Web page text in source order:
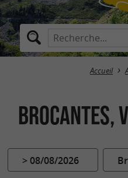
Accueil
Brocantes,
> 08/08/2026